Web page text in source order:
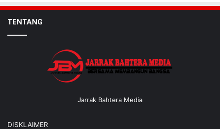
TENTANG
Jarrak Bahtera Media
DISKLAIMER